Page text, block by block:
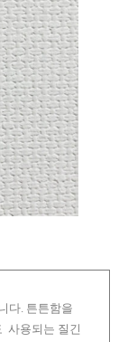
다. 튼튼함을
사용되는 질긴